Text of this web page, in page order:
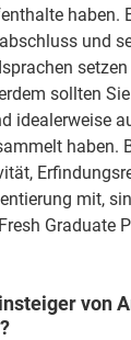
haben.
und
sollten
idealerweise
haben.
mit,
Graduate
von